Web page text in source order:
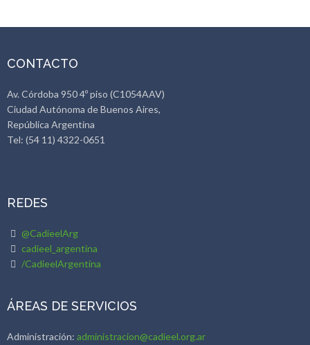
CONTACTO
Av. Córdoba 950 4º piso (C1054AAV)
Ciudad Autónoma de Buenos Aires,
República Argentina
Tel: (54 11) 4322-0651
REDES
@CadieelArg
cadieel_argentina
/CadieelArgentina
ÁREAS DE SERVICIOS
Administración: administracion@cadieel.org.ar